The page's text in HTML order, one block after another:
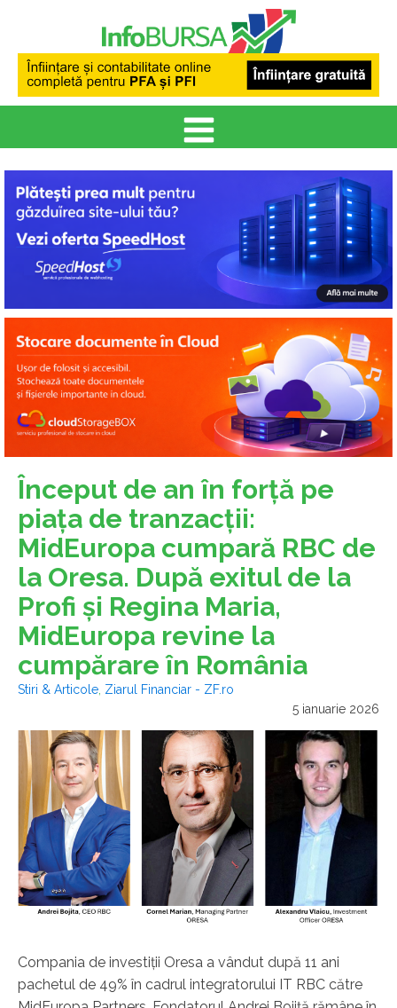
Început de an în forţă pe
piaţa de tranzacţii:
MidEuropa cumpară RBC de
la Oresa. După exitul de la
Profi şi Regina Maria,
MidEuropa revine la
cumpărare în România
Stiri & Articole Ziarul Financiar - ZF.ro
5 ianuarie 2026
Compania de investiţii Oresa a vândut după 11 ani
pachetul de 49% în cadrul integratorului IT RBC către